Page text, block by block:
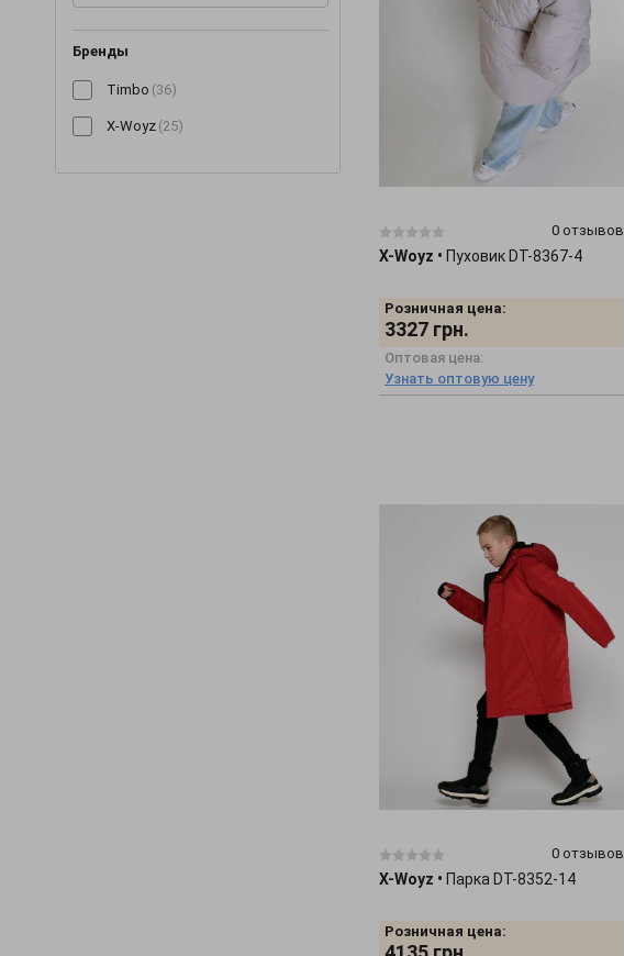
Бренды
Timbo (36)
X-Woyz (25)
0 отзывов
X-Woyz • Пуховик DT-8367-4
Розничная цена:
3327 грн.
Оптовая цена:
Узнать оптовую цену
0 отзывов
X-Woyz • Парка DT-8352-14
Розничная цена: